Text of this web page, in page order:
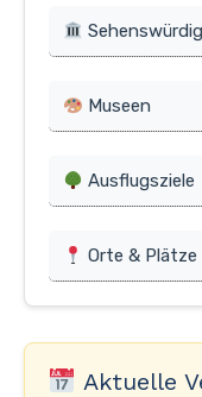
Museen
Ausflugsziele
Orte & Plätze
Aktuelle